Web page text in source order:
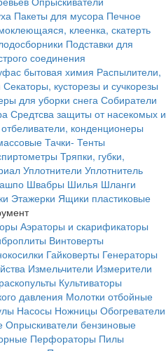
Пакеты для мусора Печное
клеенка, скатерть
Подставки для
соединения
бытовая химия Распылители,
Секаторы, кусторезы и сучкорезы
для уборки снега Собиратели
Средтсва защиты от насекомых и
конденционеры
Тачки- Тенты
Тряпки, губки,
Уплотнители Уплотнитель
Швабры Шилья Шланги
Этажерки Ящики пластиковые
Аэраторы и скарификаторы
Винтоверты
Гайковерты Генераторы
Измельчители Измерители
Культиваторы
давления Молотки отбойные
Насосы Ножницы Обогреватели
Опрыскиватели бензиновые
Перфораторы Пилы